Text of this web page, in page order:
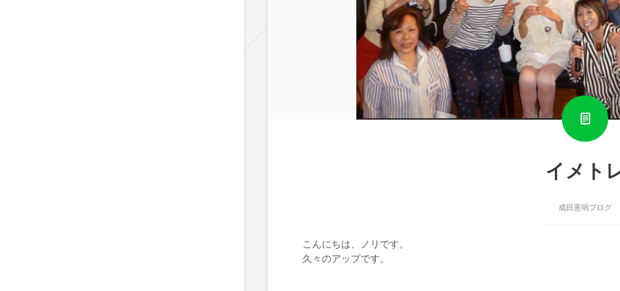
イメト
成田憲明ブログ
こんにちは、ノリです。
久々のアップです。